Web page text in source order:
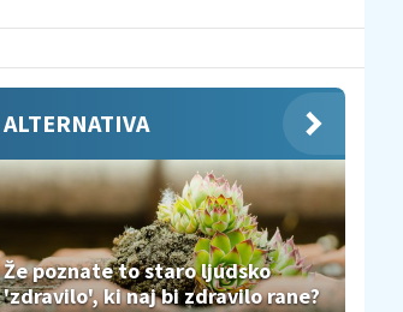
ALTERNATIVA
Že poznate to staro ljudsko
'zdravilo', ki naj bi zdravilo rane?